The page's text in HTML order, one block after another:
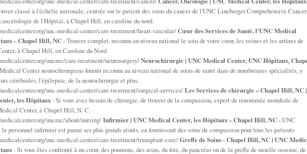
classé à l'échelle nationale, centrée sur le patient des soins du cancer de l'UNC Lineberger Comprehensive Cancer
de l'Hôpital, à Chapel Hill, en caroline du nord.
unc-medical-center/care-treatment/heart-vascular/Cœur des Services de Santé, l'UNC Medical
– Chapel Hill, NC- Trouver complet, reconnu au niveau national le soin de votre cœur, les veines et les artères de
à Chapel Hill, en Caroline du Nord.
uncmc/care-treatment/neurosurgery/Neurochirurgie | UNC Medical Center, UNC Hôpitaux,
Center neurochirurgiens fournir reconnu au niveau national de soins de santé dans de nombreuses spécialités, y
cérébrales, l'épilepsie, de la neurochirurgie et plus.
unc-medical-center/care-treatment/surgical-services/Les Services de chirurgie – Chapel Hill, NC |
les Hôpitaux- Si vous avez besoin de chirurgie, de trouver de la compassion, expert de renommée mondiale de
Center, à Chapel Hill, N. C.
uncmc/about/nursing/Infirmier | UNC Medical Center, les Hôpitaux – Chapel Hill, NC- UNC
personnel infirmier est parmi ses plus grands atouts, en fournissant des soins de compassion pour tous les patients
unc-medical-center/care-treatment/transplant-care/Greffe de Soins - Chapel Hill, NC | UNC
- Si vous êtes confronté à un cœur, des poumons, des reins, du foie, du pancréas ou de la greffe de moelle osseuse, de